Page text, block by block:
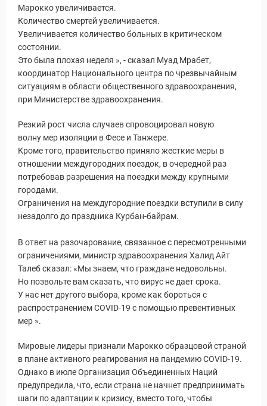
Марокко увеличивается.
Количество смертей увеличивается.
Увеличивается количество больных в критическом
состоянии.
Это была плохая неделя », - сказал Муад Мрабет,
координатор Национального центра по чрезвычайным
ситуациям в области общественного здравоохранения,
при Министерстве здравоохранения.
Резкий рост числа случаев спровоцировал новую
волну мер изоляции в Фесе и Танжере.
Кроме того, правительство приняло жесткие меры в
отношении междугородних поездок, в очередной раз
потребовав разрешения на поездки между крупными
городами.
Ограничения на междугородние поездки вступили в силу
незадолго до праздника Курбан-байрам.
В ответ на разочарование, связанное с пересмотренными
ограничениями, министр здравоохранения Халид Айт
Талеб сказал: «Мы знаем, что граждане недовольны.
Но позвольте вам сказать, что вирус не дает срока.
У нас нет другого выбора, кроме как бороться с
распространением COVID-19 с помощью превентивных
мер ».
Мировые лидеры признали Марокко образцовой страной
в плане активного реагирования на пандемию COVID-19.
Однако в июле Организация Объединенных Наций
предупредила, что, если страна не начнет предпринимать
шаги по адаптации к кризису, вместо того, чтобы